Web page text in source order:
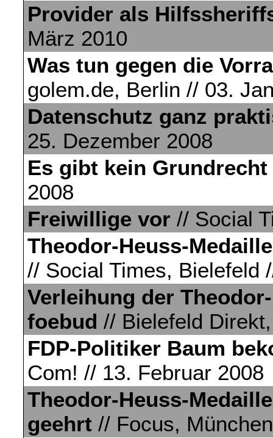
Provider als
März 2010
Was tun gegen die
golem.de, Berlin // 03.
Datenschutz ganz
25. Dezember 2008
Es gibt kein
2008
Freiwillige vor // Social
Theodor-Heuss-
// Social Times, Bielefeld
Verleihung der
foebud // Bielefeld
FDP-Politiker Baum
Com! // 13. Februar 2008
Theodor-Heuss-
geehrt // Focus,